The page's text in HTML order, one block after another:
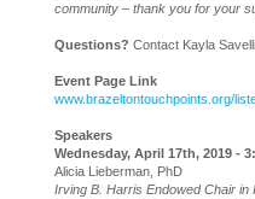
community – thank you for your
Questions? Contact Kayla
Event Page Link
www.brazeltontouchpoints.org/
Speakers
Wednesday, April 17th, 2019 -
Alicia Lieberman, PhD
Irving B. Harris Endowed Chair in